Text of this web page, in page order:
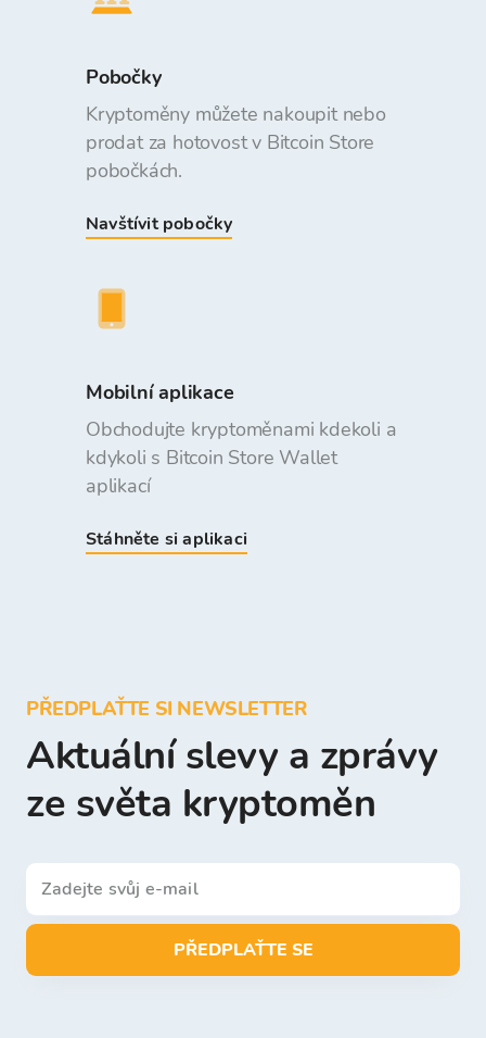
Pobočky
Kryptoměny můžete nakoupit nebo
prodat za hotovost v Bitcoin Store
pobočkách.
Navštívit pobočky
Mobilní aplikace
Obchodujte kryptoměnami kdekoli a
kdykoli s Bitcoin Store Wallet
aplikací
Stáhněte si aplikaci
PŘEDPLAŤTE SI NEWSLETTER
Aktuální slevy a zprávy
ze světa kryptoměn
PŘEDPLAŤTE SE